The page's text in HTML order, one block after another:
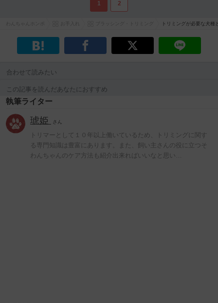
1 2
お手入れ トリミングが必要な犬種
合わせて読みたい
この記事を読んだあなたにおすすめ
執筆ライター
琥姫 さん
トリマーとして１０年以上働いているため、トリミングに関す
る専門知識は豊富にあります。また、飼い主さんの役に立つそ
わんちゃんのケア方法も紹介出来ればいいなと思い…